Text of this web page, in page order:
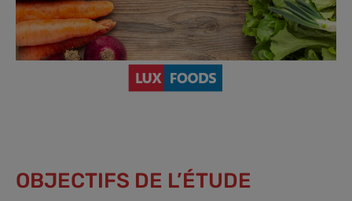
OBJECTIFS DE L’ÉTUDE